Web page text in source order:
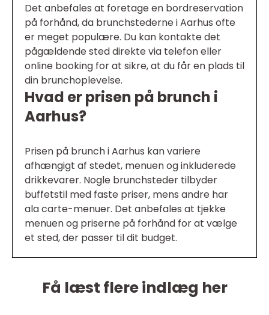
Det anbefales at foretage en bordreservation
på forhånd, da brunchstederne i Aarhus ofte
er meget populære. Du kan kontakte det
pågældende sted direkte via telefon eller
online booking for at sikre, at du får en plads til
din brunchoplevelse.
Hvad er prisen på brunch i
Aarhus?
Prisen på brunch i Aarhus kan variere
afhængigt af stedet, menuen og inkluderede
drikkevarer. Nogle brunchsteder tilbyder
buffetstil med faste priser, mens andre har
ala carte-menuer. Det anbefales at tjekke
menuen og priserne på forhånd for at vælge
et sted, der passer til dit budget.
Få læst flere indlæg her